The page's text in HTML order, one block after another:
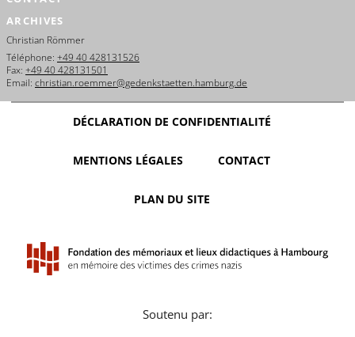
ARCHIVES
Christian Römmer
Téléphone: +49 40 428131526
Fax: +49 40 428131501
Email: christian.roemmer@gedenkstaetten.hamburg.de
DÉCLARATION DE CONFIDENTIALITÉ
MENTIONS LÉGALES CONTACT
PLAN DU SITE
Soutenu par: